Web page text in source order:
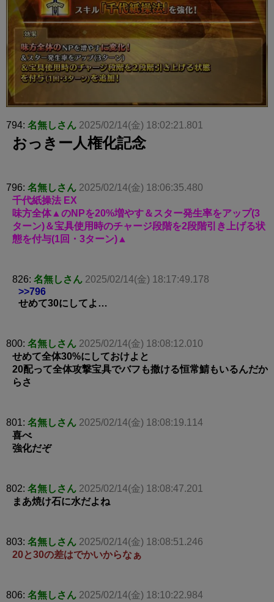
794: 名無しさん 2025/02/14(金) 18:02:21.801
おっきー人権化記念
796: 名無しさん 2025/02/14(金) 18:06:35.480
千代紙操法 EX
味方全体▲のNPを20%増やす＆スター発生率をアップ(3
ターン)＆宝具使用時のチャージ段階を2段階引き上げる状
態を付与(1回・3ターン)▲
826: 名無しさん 2025/02/14(金) 18:17:49.178
>>796
せめて30にしてよ…
800: 名無しさん 2025/02/14(金) 18:08:12.010
せめて全体30%にしておけよと
20配って全体攻撃宝具でバフも撒ける恒常鯖もいるんだか
らさ
801: 名無しさん 2025/02/14(金) 18:08:19.114
喜べ
強化だぞ
802: 名無しさん 2025/02/14(金) 18:08:47.201
まあ焼け石に水だよね
803: 名無しさん 2025/02/14(金) 18:08:51.246
20と30の差はでかいからなぁ
806: 名無しさん 2025/02/14(金) 18:10:22.984